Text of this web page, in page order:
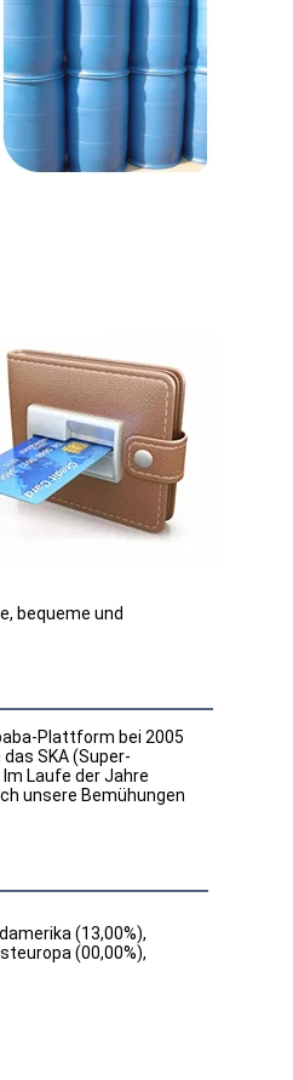
bequeme und
Plattform bei 2005
SKA (Super-
Laufe der Jahre
unsere Bemühungen
(13,00%),
(00,00%),